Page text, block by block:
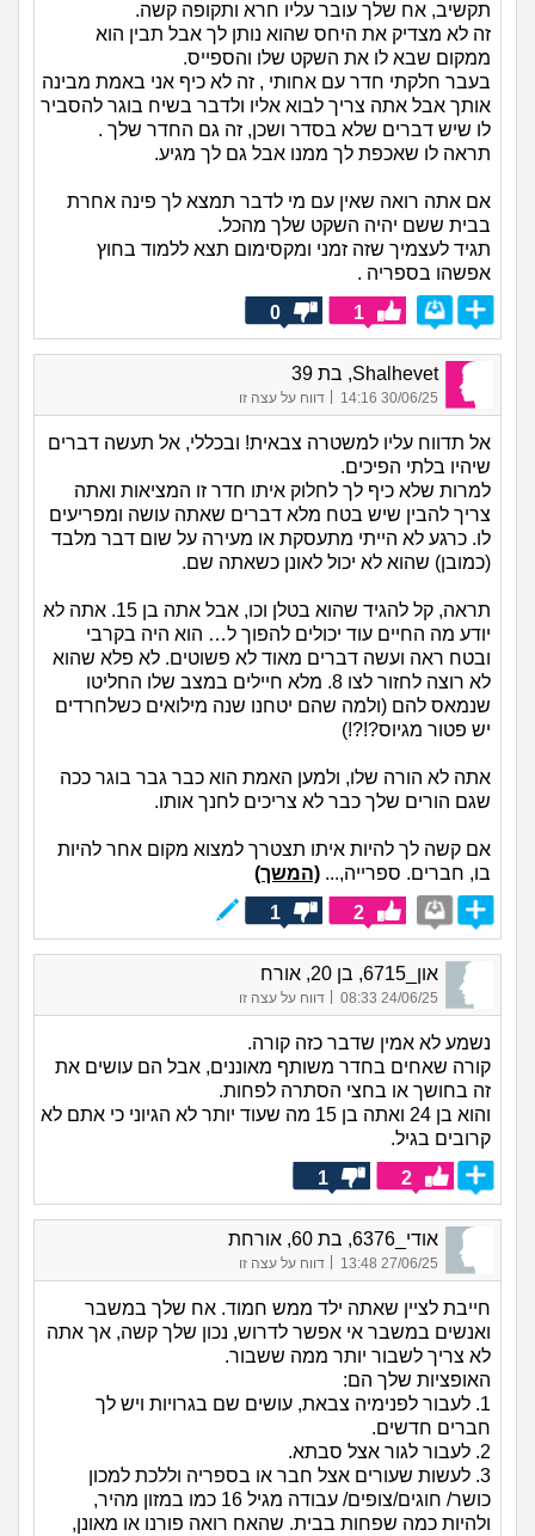
תקשיב, אח שלך עובר עליו חרא ותקופה קשה.
זה לא מצדיק את היחס שהוא נותן לך אבל תבין הוא
ממקום שבא לו את השקט שלו והספייס.
בעבר חלקתי חדר עם אחותי , זה לא כיף אני באמת מבינה
אותך אבל אתה צריך לבוא אליו ולדבר בשיח בוגר להסביר
לו שיש דברים שלא בסדר ושכן, זה גם החדר שלך .
תראה לו שאכפת לך ממנו אבל גם לך מגיע.
אם אתה רואה שאין עם מי לדבר תמצא לך פינה אחרת
בבית ששם יהיה השקט שלך מהכל.
תגיד לעצמיך שזה זמני ומקסימום תצא ללמוד בחוץ
אפשהו בספריה .
1
0
Shalhevet, בת 39
30/06/25 14:16
| דווח על עצה זו
אל תדווח עליו למשטרה צבאית! ובכללי, אל תעשה דברים
שיהיו בלתי הפיכים.
למרות שלא כיף לך לחלוק איתו חדר זו המציאות ואתה
צריך להבין שיש בטח מלא דברים שאתה עושה ומפריעים
לו. כרגע לא הייתי מתעסקת או מעירה על שום דבר מלבד
(כמובן) שהוא לא יכול לאונן כשאתה שם.
תראה, קל להגיד שהוא בטלן וכו, אבל אתה בן 15. אתה לא
יודע מה החיים עוד יכולים להפוך ל… הוא היה בקרבי
ובטח ראה ועשה דברים מאוד לא פשוטים. לא פלא שהוא
לא רוצה לחזור לצו 8. מלא חיילים במצב שלו החליטו
שנמאס להם (ולמה שהם יטחנו שנה מילואים כשלחרדים
יש פטור מגיוס?!?!)
אתה לא הורה שלו, ולמען האמת הוא כבר גבר בוגר ככה
שגם הורים שלך כבר לא צריכים לחנך אותו.
אם קשה לך להיות איתו תצטרך למצוא מקום אחר להיות
בו, חברים. ספרייה,... (המשך)
2
1
און_6715, בן 20, אורח
24/06/25 08:33 דווח על עצה זו
נשמע לא אמין שדבר כזה קורה.
קורה שאחים בחדר משותף מאוננים, אבל הם עושים את
זה בחושך או בחצי הסתרה לפחות.
והוא בן 24 ואתה בן 15 מה שעוד יותר לא הגיוני כי אתם לא
קרובים בגיל.
2
1
אודי_6376, בת 60, אורחת
27/06/25 13:48 דווח על עצה זו
חייבת לציין שאתה ילד ממש חמוד. אח שלך במשבר
ואנשים במשבר אי אפשר לדרוש, נכון שלך קשה, אך אתה
לא צריך לשבור יותר ממה ששבור.
האופציות שלך הם:
1. לעבור לפנימיה צבאת, עושים שם בגרויות ויש לך
חברים חדשים.
2. לעבור לגור אצל סבתא.
3. לעשות שעורים אצל חבר או בספריה וללכת למכון
כושר/ חוגים/צופים/ עבודה מגיל 16 כמו במזון מהיר,
ולהיות כמה שפחות בבית. שהאח רואה פורנו או מאונן,